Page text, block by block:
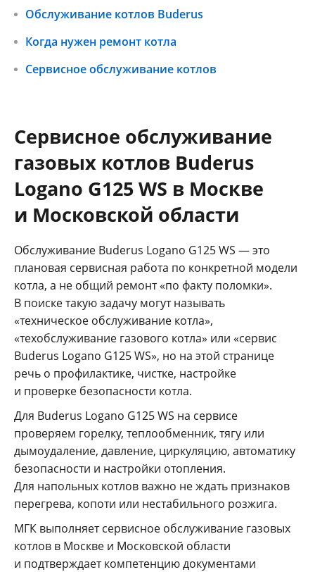
Обслуживание котлов Buderus
Когда нужен ремонт котла
Сервисное обслуживание котлов
Сервисное обслуживание
газовых котлов Buderus
Logano G125 WS в Москве
и Московской области
Обслуживание Buderus Logano G125 WS — это
плановая сервисная работа по конкретной модели
котла, а не общий ремонт «по факту поломки».
В поиске такую задачу могут называть
«техническое обслуживание котла»,
«техобслуживание газового котла» или «сервис
Buderus Logano G125 WS», но на этой странице
речь о профилактике, чистке, настройке
и проверке безопасности котла.
Для Buderus Logano G125 WS на сервисе
проверяем горелку, теплообменник, тягу или
дымоудаление, давление, циркуляцию, автоматику
безопасности и настройки отопления.
Для напольных котлов важно не ждать признаков
перегрева, копоти или нестабильного розжига.
МГК выполняет сервисное обслуживание газовых
котлов в Москве и Московской области
и подтверждает компетенцию документами